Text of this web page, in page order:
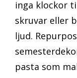
inga klockor
skruvar eller
ljud.
pasta som